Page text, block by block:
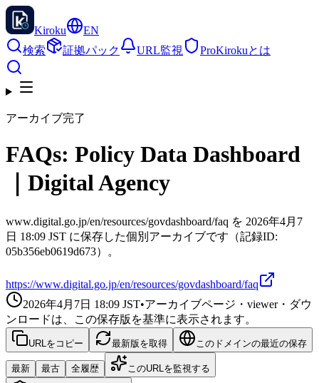
Kiroku
EN
検索
証拠パック URL監視 ProKirokuとは
アーカイブ完了
FAQs: Policy Data Dashboard
｜Digital Agency
www.digital.go.jp/en/resources/govdashboard/faq を 2026年4月7
日 18:09 JST に保存した個別アーカイブです（記録ID:
05b356eb0619d673）。
https://www.digital.go.jp/en/resources/govdashboard/faq
2026年4月7日 18:09 JST•アーカイブページ・viewer・ダウ
ンロードは、この保存版を基準に表示されます。
URLをコピー 最新版を取得 このドメインの最近の保存
最新 最古 全履歴 このURLを監視する